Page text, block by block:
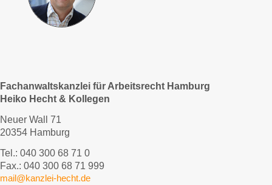
Fachanwaltskanzlei für Arbeitsrecht Hamburg
Heiko Hecht & Kollegen
Neuer Wall 71
20354 Hamburg
Tel.: 040 300 68 71 0
Fax.: 040 300 68 71 999
mail@kanzlei-hecht.de